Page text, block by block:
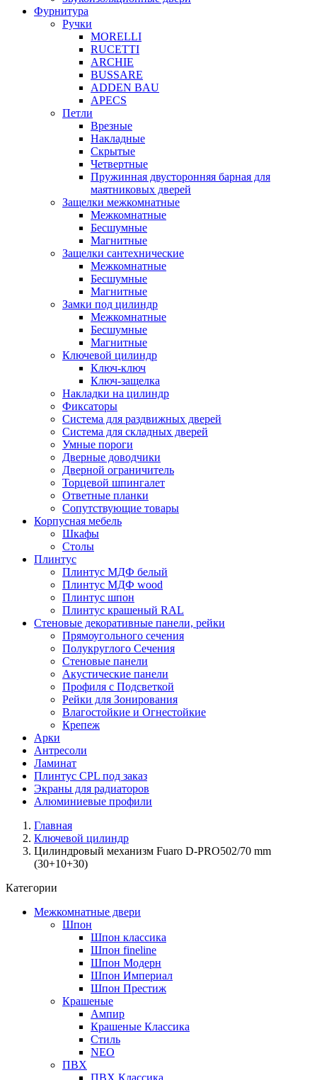
Фурнитура
Ручки
MORELLI
RUCETTI
ARCHIE
BUSSARE
ADDEN BAU
APECS
Петли
Врезные
Накладные
Скрытые
Четвертные
Пружинная двусторонняя барная для
маятниковых дверей
Защелки межкомнатные
Межкомнатные
Бесшумные
Магнитные
Защелки сантехнические
Межкомнатные
Бесшумные
Магнитные
Замки под цилиндр
Межкомнатные
Бесшумные
Магнитные
Ключевой цилиндр
Ключ-ключ
Ключ-защелка
Накладки на цилиндр
Фиксаторы
Система для раздвижных дверей
Система для складных дверей
Умные пороги
Дверные доводчики
Дверной ограничитель
Торцевой шпингалет
Ответные планки
Сопутствующие товары
Корпусная мебель
Шкафы
Столы
Плинтус
Плинтус МДФ белый
Плинтус МДФ wood
Плинтус шпон
Плинтус крашеный RAL
Стеновые декоративные панели, рейки
Прямоугольного сечения
Полукруглого Сечения
Стеновые панели
Акустические панели
Профиля с Подсветкой
Рейки для Зонирования
Влагостойкие и Огнестойкие
Крепеж
Арки
Антресоли
Ламинат
Плинтус CPL под заказ
Экраны для радиаторов
Алюминиевые профили
Главная
Ключевой цилиндр
Цилиндровый механизм Fuaro D-PRO502/70 mm
(30+10+30)
Категории
Межкомнатные двери
Шпон
Шпон классика
Шпон fineline
Шпон Модерн
Шпон Империал
Шпон Престиж
Крашеные
Ампир
Крашеные Классика
Стиль
NEO
ПВХ
ПВХ Классика